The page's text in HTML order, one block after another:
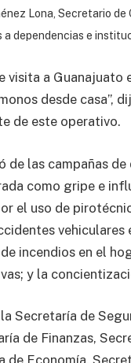
Lona, Secretario
dependencias e
visita a
desde casa”,
de este operativo.
de las campañas
como gripe e
el uso de
incendios en el
y la
Secretaría de
de Finanzas,